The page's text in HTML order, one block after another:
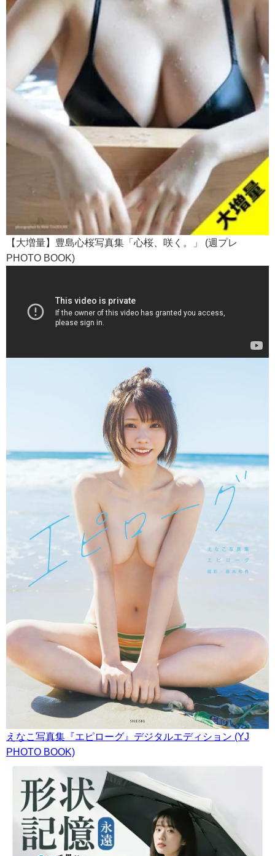
【大増量】豊島心桜写真集「心桜、咲く。」 (週プレ
PHOTO BOOK)
えなこ写真集『エピローグ』デジタルエディション (YJ
PHOTO BOOK)